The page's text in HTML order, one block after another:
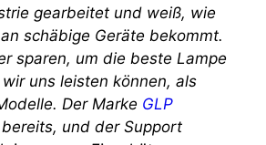
gearbeitet und weiß, wie
schäbige Geräte bekommt.
sparen, um die beste Lampe
uns leisten können, als
Der Marke GLP
und der Support